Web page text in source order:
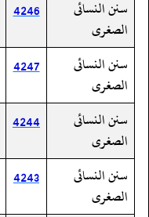
سنن النسائى
الصغرى
4246
سنن النسائى
الصغرى
4247
سنن النسائى
الصغرى
4244
سنن النسائى
الصغرى
4243